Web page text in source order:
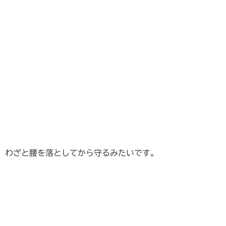
わざと腰を落としてから守るみたいです。